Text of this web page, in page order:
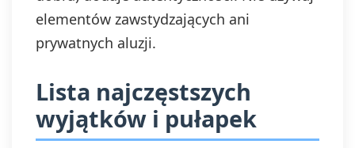
elementów zawstydzających ani
prywatnych aluzji.
Lista najczęstszych
wyjątków i pułapek